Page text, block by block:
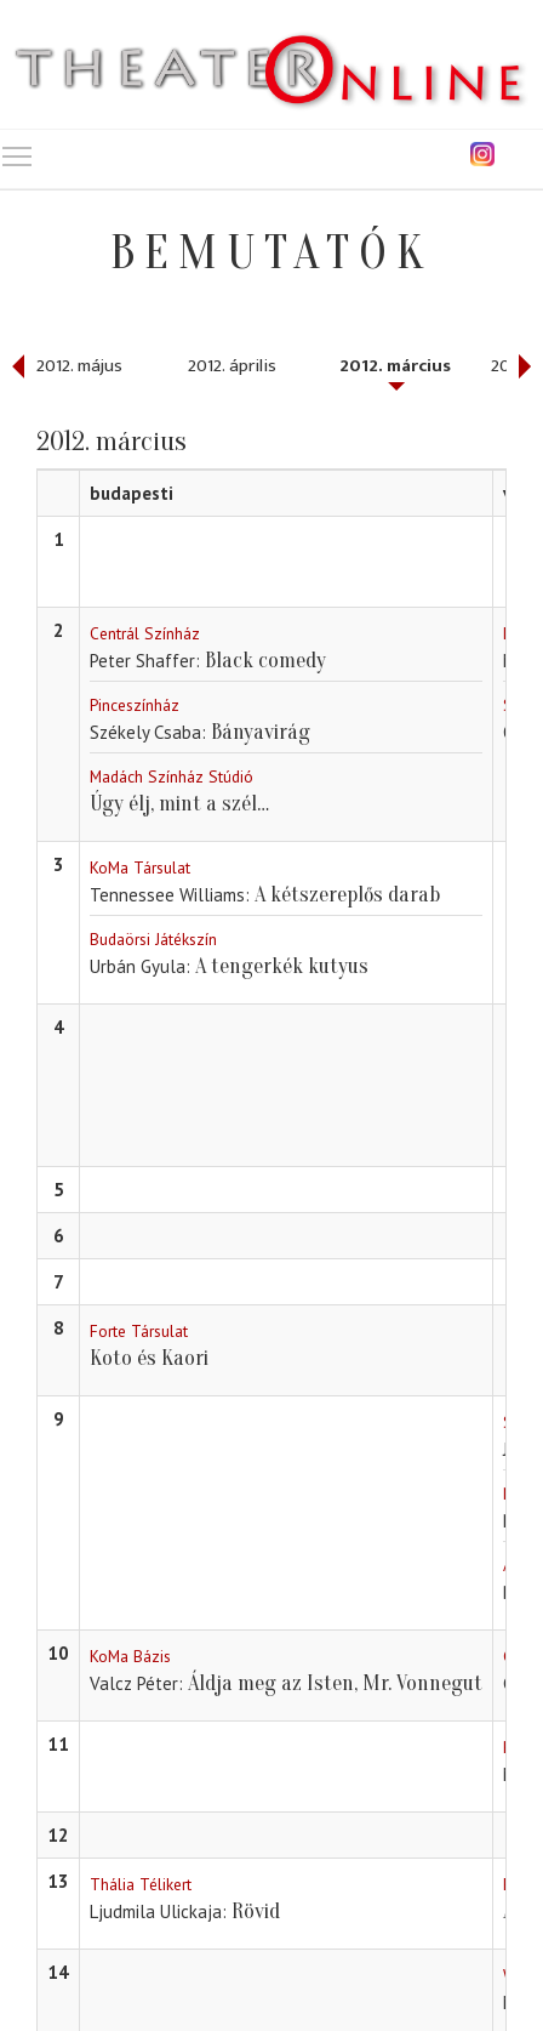
BEMUTATÓK
2012. május 2012. április 2012. március 2012.
2012. március
budapesti
1
2 Centrál Színház
Peter Shaffer Black comedy
Pinceszínház
Székely Csaba Bányavirág
Madách Színház Stúdió
Úgy élj, mint a szél…
3 KoMa Társulat
Tennessee Williams A kétszereplős darab
Budaörsi Játékszín
Urbán Gyula A tengerkék kutyus
4
5
6
7
8
Forte Társulat
Koto és Kaori
9
Jon
10 KoMa Bázis
Valcz Péter Áldja meg az Isten, Mr. Vonnegut
11
12
13
Thália Télikert
Ljudmila Ulickaja Rövid
Egri
14